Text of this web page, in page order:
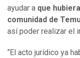
ayudar a que
comunidad de
así poder realizar el
“El acto jurídico ya